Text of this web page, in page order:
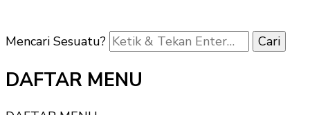
Mencari Sesuatu?
DAFTAR MENU